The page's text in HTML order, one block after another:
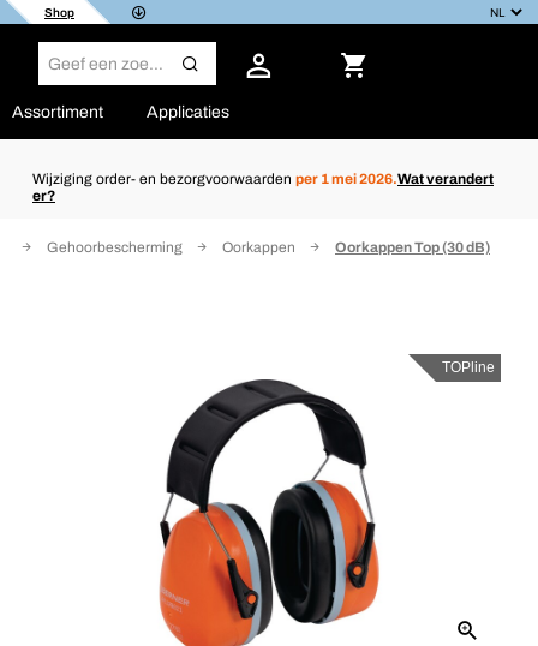
Shop
Assortiment Applicaties
Wijziging order- en bezorgvoorwaarden per 1 mei 2026.Wat verandert
er?
Gehoorbescherming Oorkappen Oorkappen Top (30 dB)
TOPline